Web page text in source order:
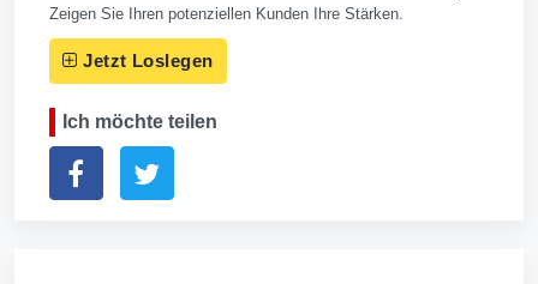
Zeigen Sie Ihren potenziellen Kunden Ihre Stärken.
Jetzt Loslegen
Ich möchte teilen